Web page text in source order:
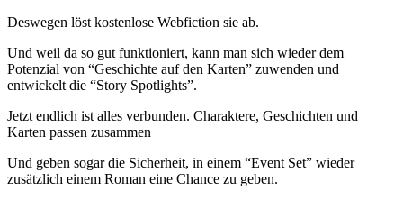
Deswegen löst kostenlose Webfiction sie ab.
Und weil da so gut funktioniert, kann man sich wieder dem
Potenzial von “Geschichte auf den Karten” zuwenden und
entwickelt die “Story Spotlights”.
Jetzt endlich ist alles verbunden. Charaktere, Geschichten und
Karten passen zusammen
Und geben sogar die Sicherheit, in einem “Event Set” wieder
zusätzlich einem Roman eine Chance zu geben.